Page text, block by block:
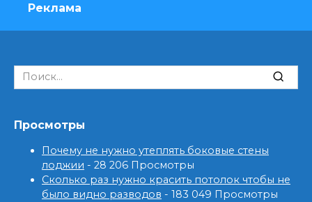
Реклама
Search
for:
Просмотры
Почему не нужно утеплять боковые стены
лоджии - 28 206 Просмотры
Сколько раз нужно красить потолок чтобы не
было видно разводов - 183 049 Просмотры